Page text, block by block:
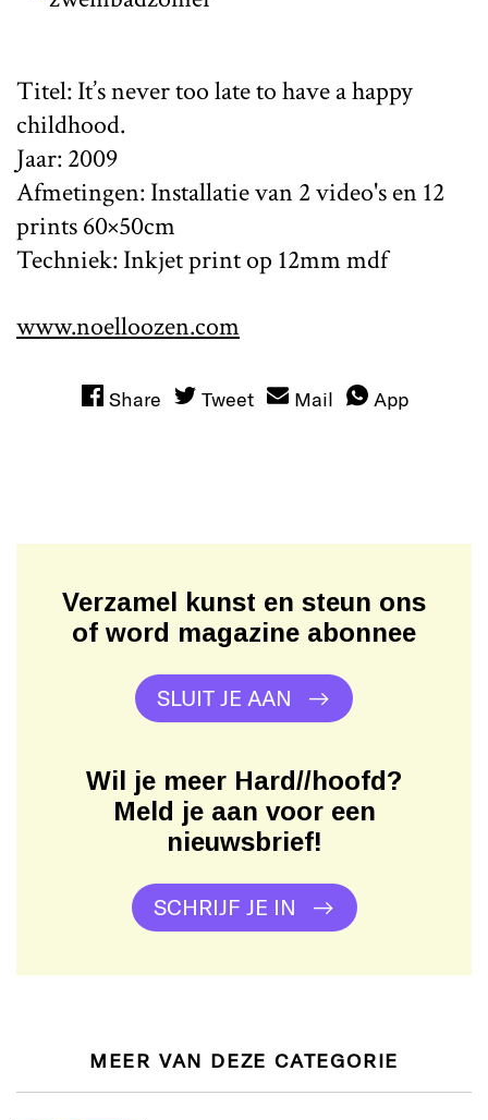
Titel: It’s never too late to have a happy
childhood.
Jaar: 2009
Afmetingen: Installatie van 2 video's en 12
prints 60×50cm
Techniek: Inkjet print op 12mm mdf
www.noelloozen.com
Share Tweet Mail App
Verzamel kunst en steun ons
of word magazine abonnee
SLUIT JE AAN
Wil je meer Hard//hoofd?
Meld je aan voor een
nieuwsbrief!
SCHRIJF JE IN
MEER VAN DEZE CATEGORIE